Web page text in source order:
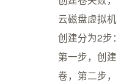
云磁盘虚拟机
创建分为2步
第一步，创建
卷，第二步，